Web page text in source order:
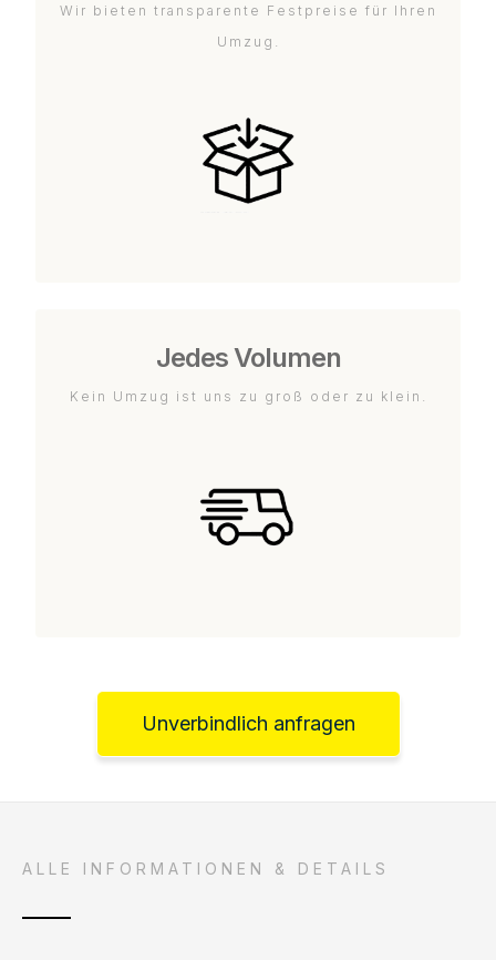
Wir bieten transparente Festpreise für Ihren
Umzug.
Jedes Volumen
Kein Umzug ist uns zu groß oder zu klein.
Unverbindlich anfragen
ALLE INFORMATIONEN & DETAILS